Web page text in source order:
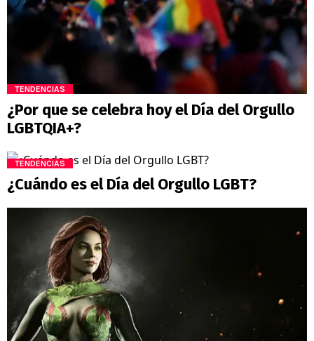
TENDENCIAS
¿Por que se celebra hoy el Día del Orgullo
LGBTQIA+?
TENDENCIAS
¿Cuándo es el Día del Orgullo LGBT?